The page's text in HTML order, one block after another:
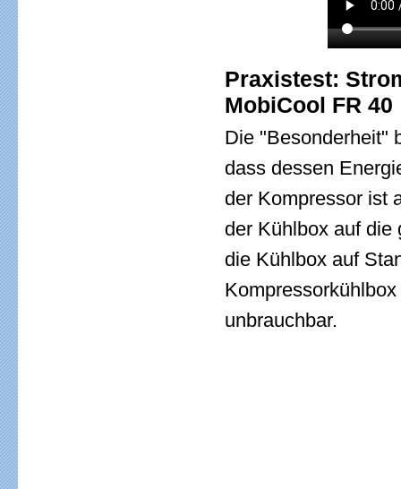
Praxistest:
MobiCool FR 40
Die "Besonderheit"
dass dessen
der Kompressor ist
der Kühlbox auf die
die Kühlbox auf
unbrauchbar.